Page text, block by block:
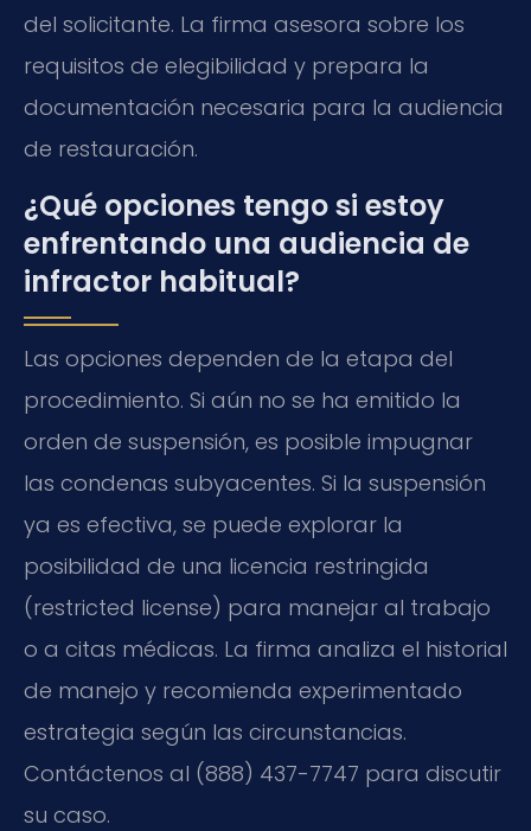
del solicitante. La firma asesora sobre los
requisitos de elegibilidad y prepara la
documentación necesaria para la audiencia
de restauración.
¿Qué opciones tengo si estoy
enfrentando una audiencia de
infractor habitual?
Las opciones dependen de la etapa del
procedimiento. Si aún no se ha emitido la
orden de suspensión, es posible impugnar
las condenas subyacentes. Si la suspensión
ya es efectiva, se puede explorar la
posibilidad de una licencia restringida
(restricted license) para manejar al trabajo
o a citas médicas. La firma analiza el historial
de manejo y recomienda experimentado
estrategia según las circunstancias.
Contáctenos al (888) 437-7747 para discutir
su caso.